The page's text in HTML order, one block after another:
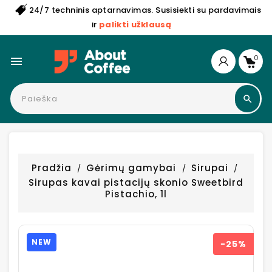
24/7 techninis aptarnavimas. Susisiekti su pardavimais
ir palikti užklausą
 0
Pradžia Gėrimų gamybai
Sirupai
Sirupas kavai pistacijų skonio Sweetbird
Pistachio, 1l
−25%
NEW